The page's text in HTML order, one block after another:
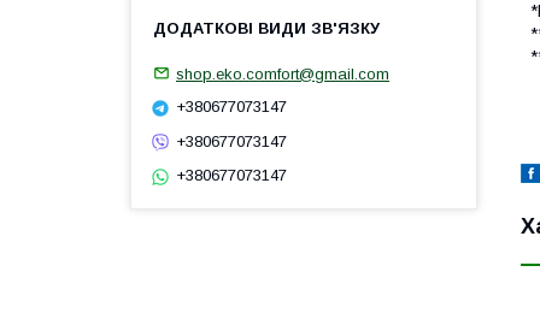
shop.eko.comfort@gmail.com
+380677073147
+380677073147
+380677073147